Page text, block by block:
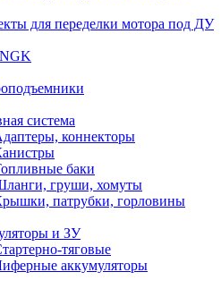
для переделки мотора под ДУ
система
коннекторы
баки
груши, хомуты
патрубки, горловины
и ЗУ
тяговые
аккумуляторы